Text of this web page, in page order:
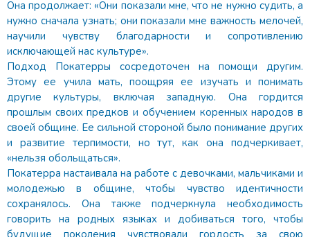
Она продолжает: «Они показали мне, что не нужно судить, а
нужно сначала узнать; они показали мне важность мелочей,
научили чувству благодарности и сопротивлению
исключающей нас культуре».
Подход Покатерры сосредоточен на помощи другим.
Этому ее учила мать, поощряя ее изучать и понимать
другие культуры, включая западную. Она гордится
прошлым своих предков и обучением коренных народов в
своей общине. Ее сильной стороной было понимание других
и развитие терпимости, но тут, как она подчеркивает,
«нельзя обольщаться».
Покатерра настаивала на работе с девочками, мальчиками и
молодежью в общине, чтобы чувство идентичности
сохранялось. Она также подчеркнула необходимость
говорить на родных языках и добиваться того, чтобы